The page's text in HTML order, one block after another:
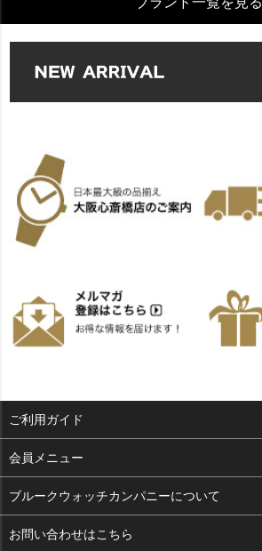
ご利用ガイド
よくある質問
支払い・送料
お客様の声
会員メニュー
ログイン
お気に入り
ブルークウォッチカンパニーについて
会社概要
お問い合わせはこちら